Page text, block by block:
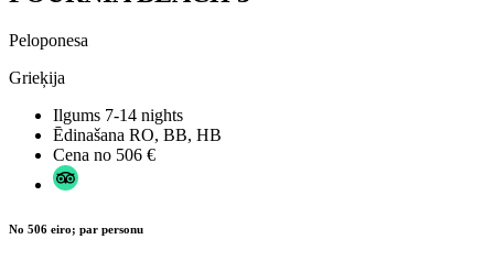
Peloponesa
Grieķija
Ilgums 7-14 nights
Ēdinašana RO, BB, HB
Cena no 506 €
No 506 eiro; par personu